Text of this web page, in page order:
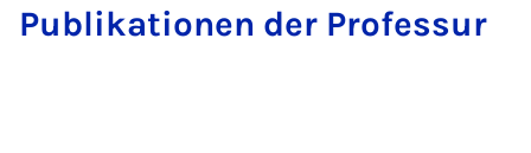
Publikationen der Professur